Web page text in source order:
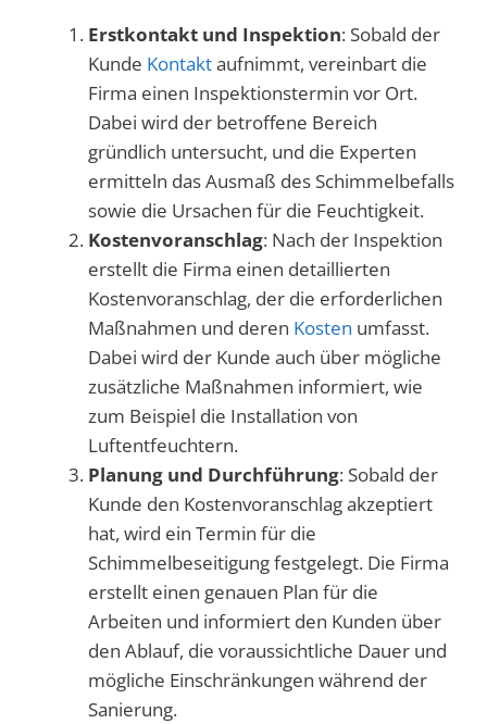
Erstkontakt und Inspektion: Sobald der
Kunde Kontaktaufnimmt, vereinbart die
Firma einen Inspektionstermin vor Ort.
Dabei wird der betroffene Bereich
gründlich untersucht, und die Experten
ermitteln das Ausmaß des Schimmelbefalls
sowie die Ursachen für die Feuchtigkeit.
Kostenvoranschlag: Nach der Inspektion
erstellt die Firma einen detaillierten
Kostenvoranschlag, der die erforderlichen
Maßnahmen und deren Kosten umfasst.
Dabei wird der Kunde auch über mögliche
zusätzliche Maßnahmen informiert, wie
zum Beispiel die Installation von
Luftentfeuchtern.
Planung und Durchführung: Sobald der
Kunde den Kostenvoranschlag akzeptiert
hat, wird ein Termin für die
Schimmelbeseitigung festgelegt. Die Firma
erstellt einen genauen Plan für die
Arbeiten und informiert den Kunden über
den Ablauf, die voraussichtliche Dauer und
mögliche Einschränkungen während der
Sanierung.